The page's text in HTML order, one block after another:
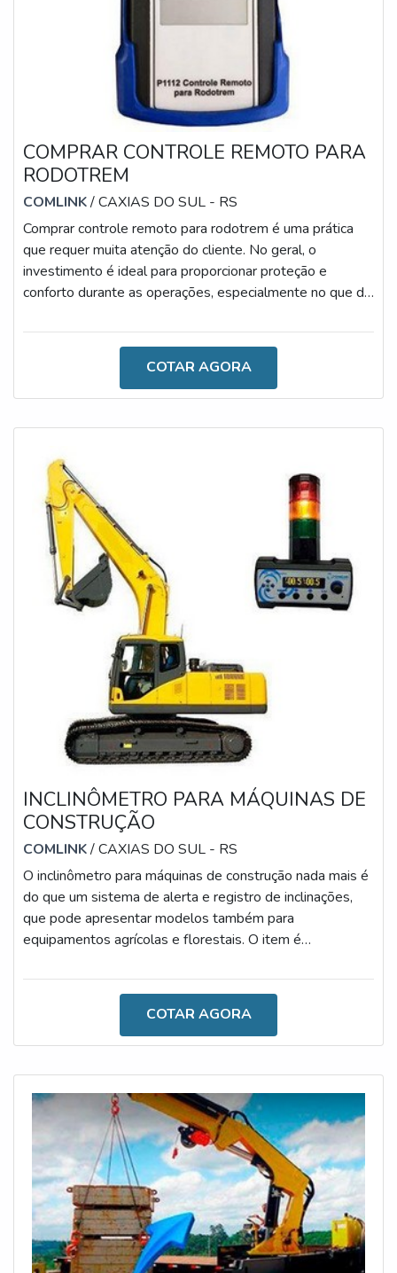
COMPRAR CONTROLE REMOTO PARA
RODOTREM
COMLINK/ CAXIAS DO SUL - RS
Comprar controle remoto para rodotrem é uma prática
que requer muita atenção do cliente. No geral, o
investimento é ideal para proporcionar proteção e
conforto durante as operações, especialmente no que diz
atividades rodoviárias.O MODELO É UM DOS MAIS
frequentemente para o controle de rodotrens, o recurso
reduz o tempo de descarga, seleciona as caixas
COTAR AGORA
INCLINÔMETRO PARA MÁQUINAS DE
CONSTRUÇÃO
COMLINK/ CAXIAS DO SUL - RS
O inclinômetro para máquinas de construção nada mais é
do que um sistema de alerta e registro de inclinações,
que pode apresentar modelos também para
equipamentos agrícolas e florestais. O item é
coluna luminosa - características que o tornam altamente
DO DISPOSITIVOQuanto à funcionalidade, é importante
destacar que, sempre que houverem inclinações frontais
COTAR AGORA